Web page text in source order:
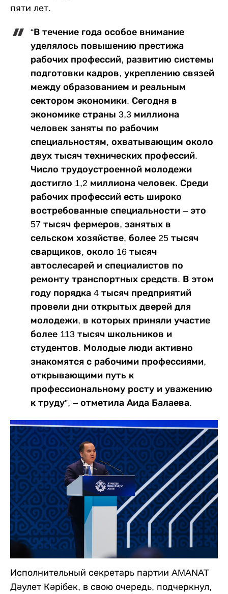
пяти лет.
“В течение года особое внимание
уделялось повышению престижа
рабочих профессий, развитию системы
подготовки кадров, укреплению связей
между образованием и реальным
сектором экономики. Сегодня в
экономике страны 3,3 миллиона
человек заняты по рабочим
специальностям, охватывающим около
двух тысяч технических профессий.
Число трудоустроенной молодежи
достигло 1,2 миллиона человек. Среди
рабочих профессий есть широко
востребованные специальности – это
57 тысяч фермеров, занятых в
сельском хозяйстве, более 25 тысяч
сварщиков, около 16 тысяч
автослесарей и специалистов по
ремонту транспортных средств. В этом
году порядка 4 тысяч предприятий
провели дни открытых дверей для
молодежи, в которых приняли участие
более 113 тысяч школьников и
студентов. Молодые люди активно
знакомятся с рабочими профессиями,
открывающими путь к
профессиональному росту и уважению
к труду”, – отметила Аида Балаева.
Исполнительный секретарь партии AMANAT
Дәулет Кәрібек, в свою очередь, подчеркнул,